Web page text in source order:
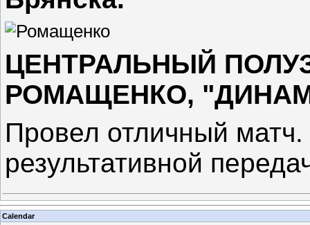
ЦЕНТРАЛЬНЫЙ
РОМАЩЕНКО,
Провел отличный
результативной
Calendar